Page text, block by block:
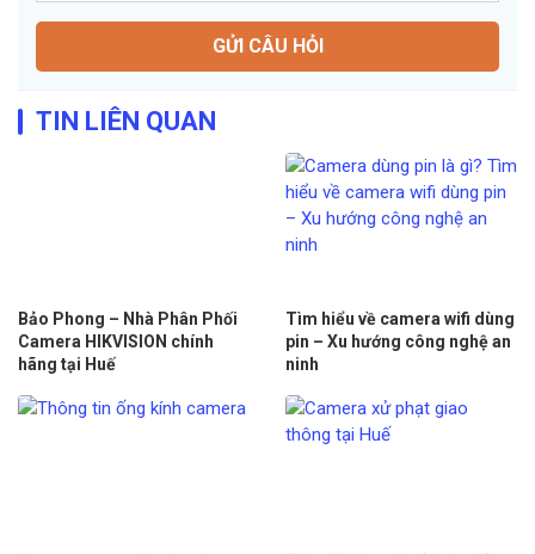
GỬI CÂU HỎI
TIN LIÊN QUAN
Bảo Phong – Nhà Phân Phối
Camera HIKVISION chính
hãng tại Huế
Tìm hiểu về camera wifi dùng
pin – Xu hướng công nghệ an
ninh